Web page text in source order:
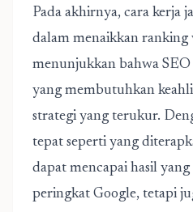
Pada akhirnya, cara kerja
dalam menaikkan ranking
menunjukkan bahwa
yang membutuhkan
strategi yang terukur.
tepat seperti yang
dapat mencapai hasil
peringkat Google, tetapi